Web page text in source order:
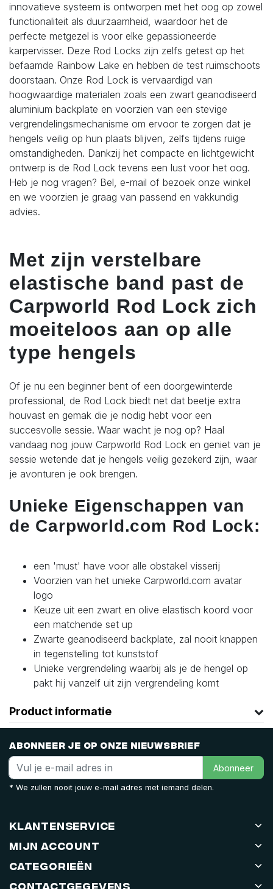
innovatieve systeem is ontworpen met het oog op zowel
functionaliteit als duurzaamheid, waardoor het de
perfecte metgezel is voor elke gepassioneerde
karpervisser. Deze Rod Locks zijn zelfs getest op het
befaamde Rainbow Lake en hebben de test ruimschoots
doorstaan. Onze Rod Lock is vervaardigd van
hoogwaardige materialen zoals een zwart geanodiseerd
aluminium backplate en voorzien van een stevige
vergrendelingsmechanisme om ervoor te zorgen dat je
hengels veilig op hun plaats blijven, zelfs tijdens ruige
omstandigheden. Dankzij het compacte en lichtgewicht
ontwerp is de Rod Lock tevens een lust voor het oog.
Heb je nog vragen? Bel, e-mail of bezoek onze winkel
en we voorzien je graag van passend en vakkundig
advies.
Met zijn verstelbare
elastische band past de
Carpworld Rod Lock zich
moeiteloos aan op alle
type hengels
Of je nu een beginner bent of een doorgewinterde
professional, de Rod Lock biedt net dat beetje extra
houvast en gemak die je nodig hebt voor een
succesvolle sessie. Waar wacht je nog op? Haal
vandaag nog jouw Carpworld Rod Lock en geniet van je
sessie wetende dat je hengels veilig gezekerd zijn, waar
je avonturen je ook brengen.
Unieke Eigenschappen van
de Carpworld.com Rod Lock:
een 'must' have voor alle obstakel visserij
Voorzien van het unieke Carpworld.com avatar
logo
Keuze uit een zwart en olive elastisch koord voor
een matchende set up
Zwarte geanodiseerd backplate, zal nooit knappen
in tegenstelling tot kunststof
Unieke vergrendeling waarbij als je de hengel op
pakt hij vanzelf uit zijn vergrendeling komt
Product informatie
Abonneer je op onze nieuwsbrief
Abonneer
* We zullen nooit jouw e-mail adres met iemand delen.
Klantenservice
Mijn account
Categorieën
Contactgegevens